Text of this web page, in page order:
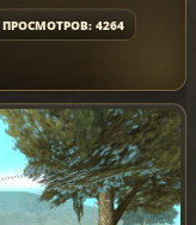
ПРОСМОТРОВ: 4264